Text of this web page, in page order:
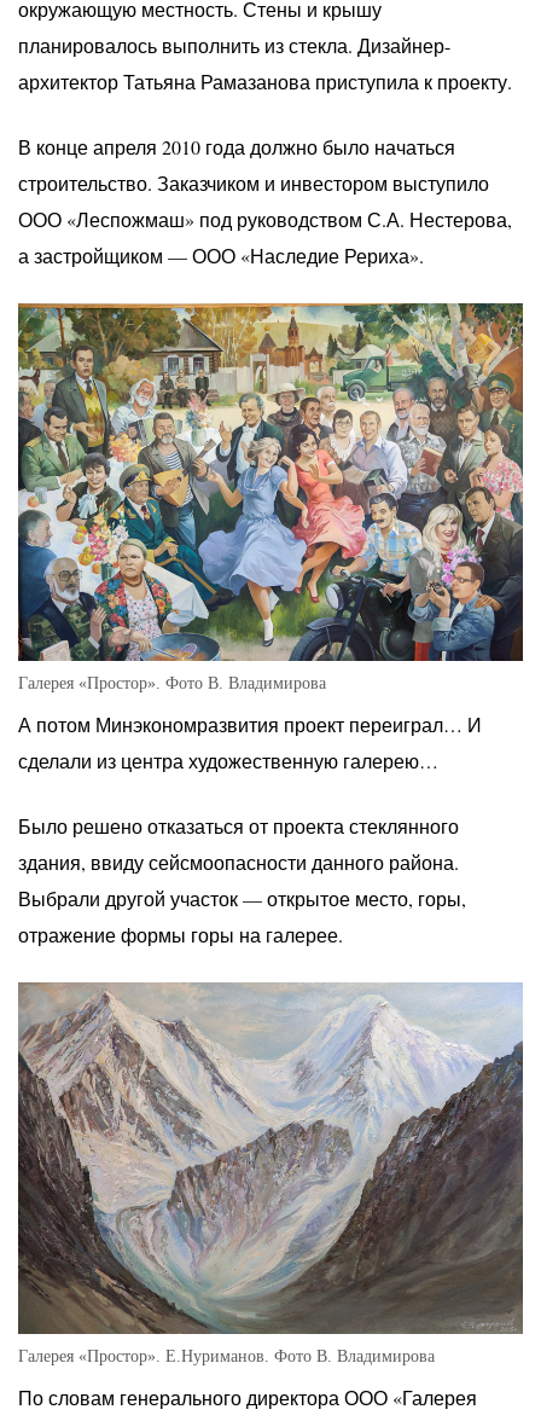
окружающую местность. Стены и крышу
планировалось выполнить из стекла. Дизайнер-
архитектор Татьяна Рамазанова приступила к проекту.
В конце апреля 2010 года должно было начаться
строительство. Заказчиком и инвестором выступило
ООО «Леспожмаш» под руководством С.А. Нестерова,
а застройщиком — ООО «Наследие Рериха».
Галерея «Простор». Фото В. Владимирова
А потом Минэкономразвития проект переиграл… И
сделали из центра художественную галерею…
Было решено отказаться от проекта стеклянного
здания, ввиду сейсмоопасности данного района.
Выбрали другой участок — открытое место, горы,
отражение формы горы на галерее.
Галерея «Простор». Е.Нуриманов. Фото В. Владимирова
По словам генерального директора ООО «Галерея